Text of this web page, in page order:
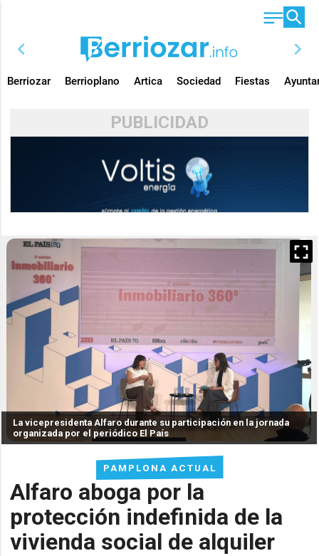
chevron_left chevron_right
Berriozar Berrioplano Artica Sociedad Fiestas
PUBLICIDAD
PAMPLONA ACTUAL
Alfaro aboga por la
protección indefinida de la
vivienda social de alquiler
La vicepresidenta Alfaro durante su participación en la jornada
organizada por el periódico El País